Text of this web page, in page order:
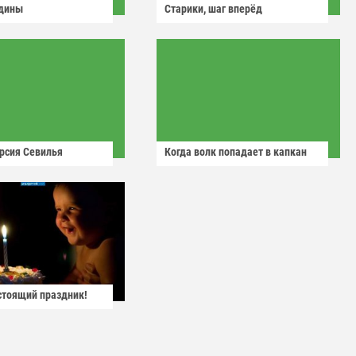
Старики, шаг вперёд
Севилья Когда волк попадает в капкан
праздник!